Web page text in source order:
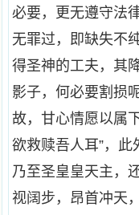
必要，更无遵守法
无罪过，即缺失不
得圣神的工夫，其
影子，何必要割损
故，甘心情愿以属
欲救赎吾人耳”，
乃至圣皇皇天主，
视阔步，昂首冲天